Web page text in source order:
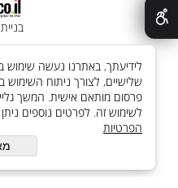
שלישיים, לצורך ניתוח השימוש
פרסום מותאם אישית. המשך
לשימוש זה. לפרטים נוספים ניתן
הפרטיות